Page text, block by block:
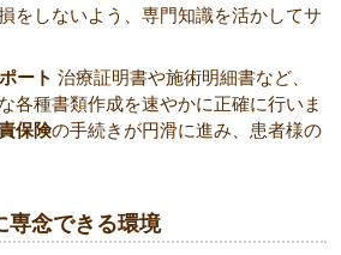
をしないよう、専門知識を活かしてサ
ート 治療証明書や施術明細書など、
各種書類作成を速やかに正確に行いま
保険の手続きが円滑に進み、患者様の
専念できる環境